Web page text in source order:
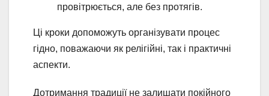
провітрюється, але без протягів.
Ці кроки допоможуть організувати процес
гідно, поважаючи як релігійні, так і практичні
аспекти.
Дотримання традиції не залишати покійного